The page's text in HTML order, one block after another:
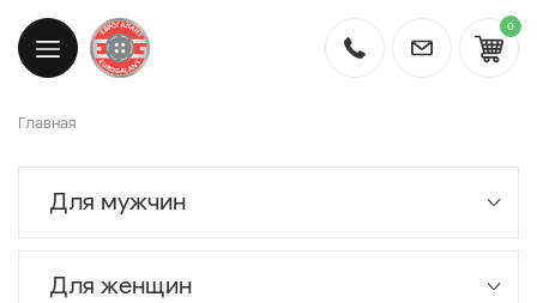
0
Главная
Для мужчин
Для женщин